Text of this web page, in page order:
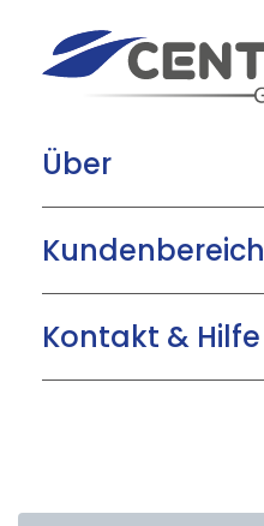
Über
Kundenbereich
Kontakt & Hilfe